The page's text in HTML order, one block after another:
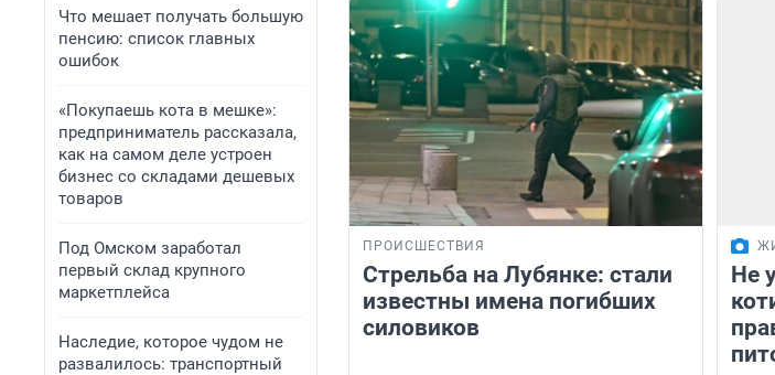
Что мешает получать большую
пенсию: список главных
ошибок
«Покупаешь кота в мешке»:
предприниматель рассказала,
как на самом деле устроен
бизнес со складами дешевых
товаров
Под Омском заработал
первый склад крупного
маркетплейса
Наследие, которое чудом не
развалилось: транспортный
ПРОИСШЕСТВИЯ
Стрельба на Лубянке: стали
известны имена погибших
силовиков
Не